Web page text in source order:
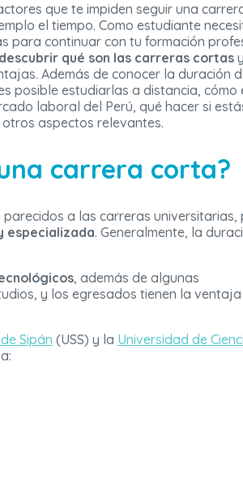
que te impiden seguir una
el tiempo. Como estudiante
para continuar con tu formación
qué son las carreras cortas y
Además de conocer la duración
posible estudiarlas a distancia, cómo
laboral del Perú, qué hacer si
aspectos relevantes.
carrera corta?
a las carreras universitarias,
especializada. Generalmente, la
, además de algunas
y los egresados tienen la
Sipán (USS) y la Universidad de